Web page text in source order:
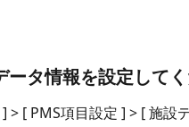
ータ情報を設定して
> [ PMS項目設定 ] > [ 施設